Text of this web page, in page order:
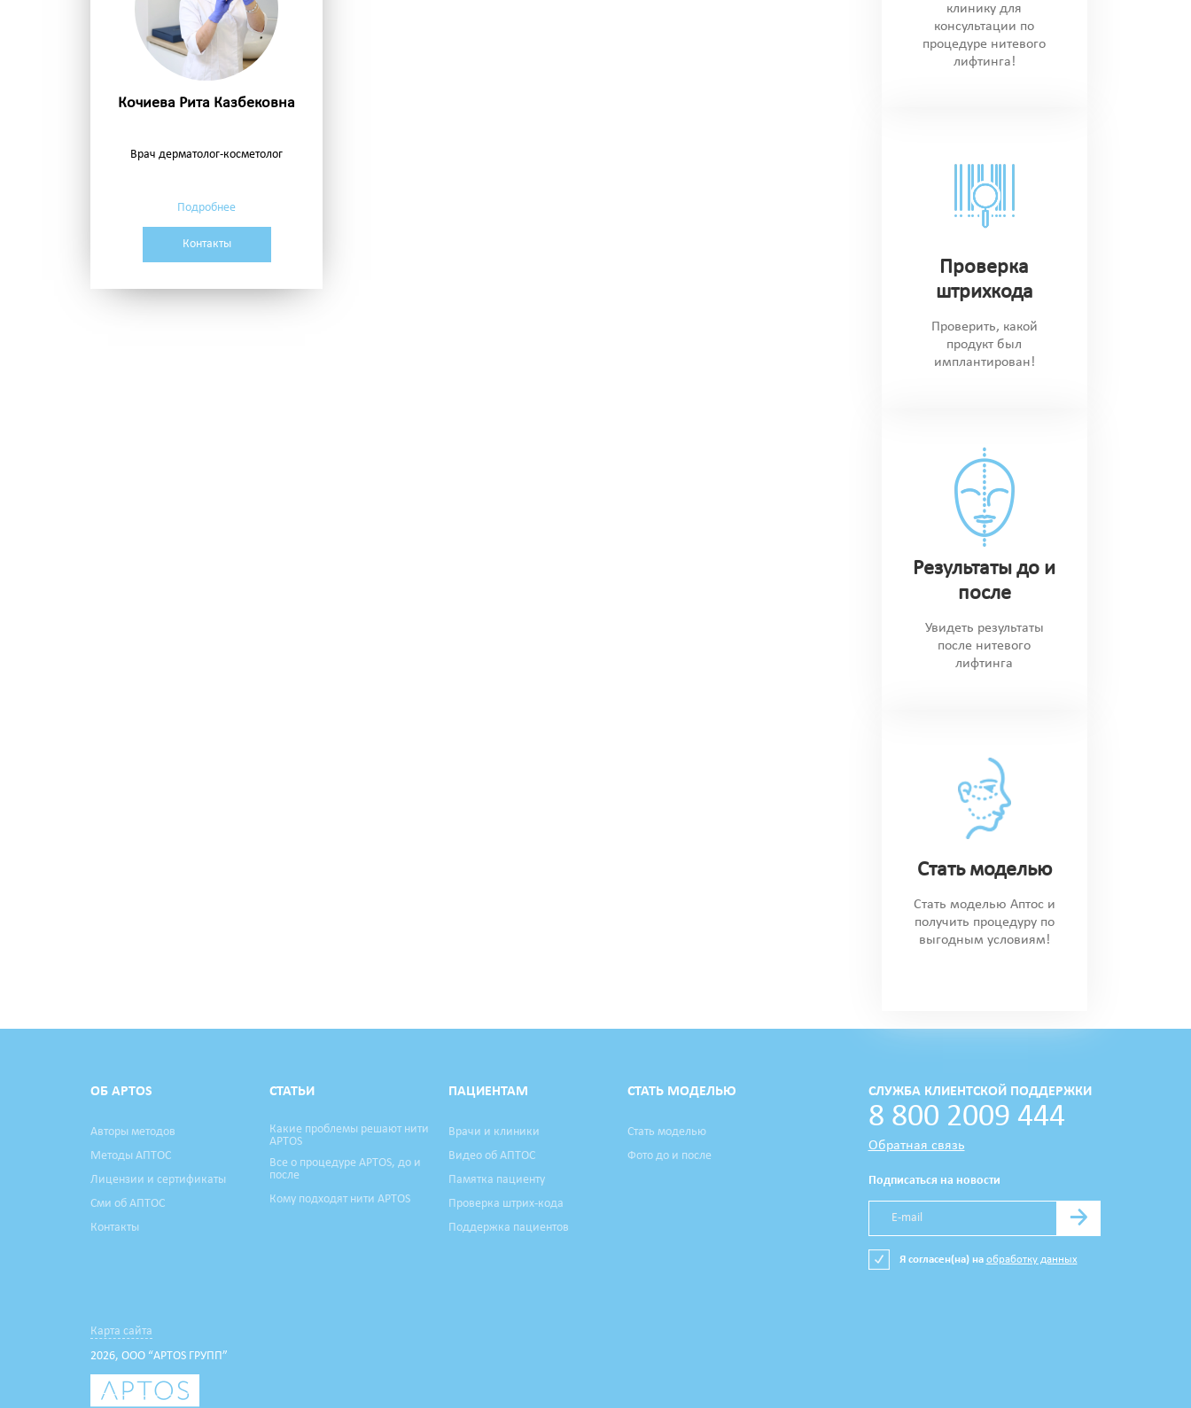
Кочиева Рита Казбековна
Врач дерматолог-косметолог
Подробнее
Контакты
клинику для
консультации по
процедуре нитевого
лифтинга!
Проверка
штрихкода
Проверить, какой
продукт был
имплантирован!
Результаты до и
после
Увидеть результаты
после нитевого
лифтинга
Стать моделью
Стать моделью Аптос и
получить процедуру по
выгодным условиям!
ОБ APTOS
Авторы методов
Методы АПТОС
Лицензии и сертификаты
Сми об АПТОС
Контакты
СТАТЬИ
Какие проблемы решают нити
APTOS
Все о процедуре APTOS, до и
после
Кому подходят нити APTOS
ПАЦИЕНТАМ
Врачи и клиники
Видео об АПТОС
Памятка пациенту
Проверка штрих-кода
Поддержка пациентов
СТАТЬ МОДЕЛЬЮ
Стать моделью
Фото до и после
Карта сайта
2026, ООО “APTOS ГРУПП”
СЛУЖБА КЛИЕНТСКОЙ ПОДДЕРЖКИ
8 800 2009 444
Обратная связь
Подписаться на новости
→
Я согласен(на) на обработку данных